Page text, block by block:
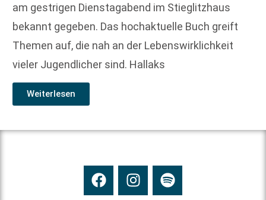
am gestrigen Dienstagabend im Stieglitzhaus
bekannt gegeben. Das hochaktuelle Buch greift
Themen auf, die nah an der Lebenswirklichkeit
vieler Jugendlicher sind. Hallaks
Weiterlesen